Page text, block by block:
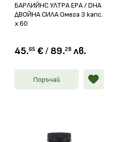
БАРЛИЙНС УЛТРА EPA / DHA
ДВОЙНА СИЛА Омега 3 капс.
х 60
45.65 € / 89.28 лв.
Поръчай